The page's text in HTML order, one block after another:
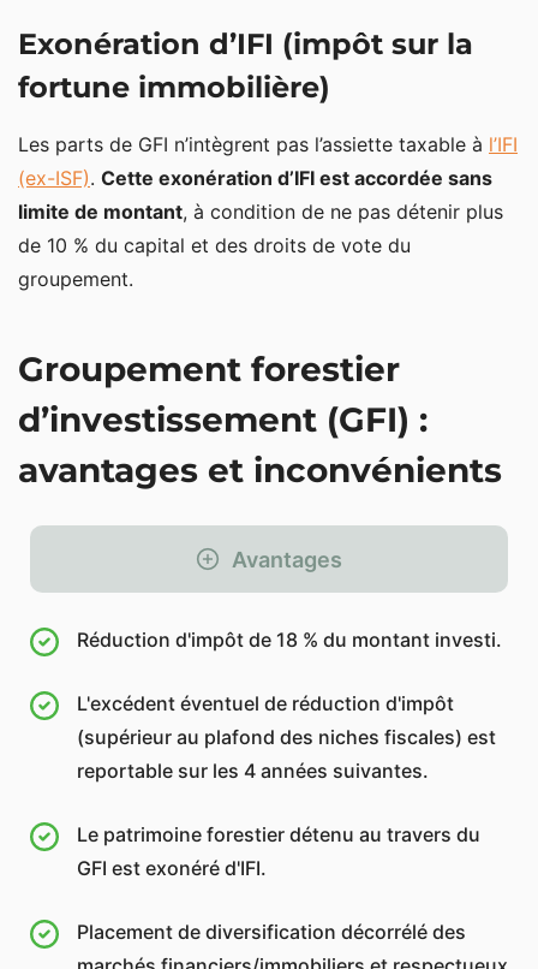
Exonération d’IFI (impôt sur la
fortune immobilière)
Les parts de GFI n’intègrent pas l’assiette taxable à l’IFI
(ex-ISF). Cette exonération d’IFI est accordée sans
limite de montant, à condition de ne pas détenir plus
de 10 % du capital et des droits de vote du
groupement.
Groupement forestier
d’investissement (GFI) :
avantages et inconvénients
Avantages
Réduction d'impôt de 18 % du montant investi.
L'excédent éventuel de réduction d'impôt
(supérieur au plafond des niches fiscales) est
reportable sur les 4 années suivantes.
Le patrimoine forestier détenu au travers du
GFI est exonéré d'IFI.
Placement de diversification décorrélé des